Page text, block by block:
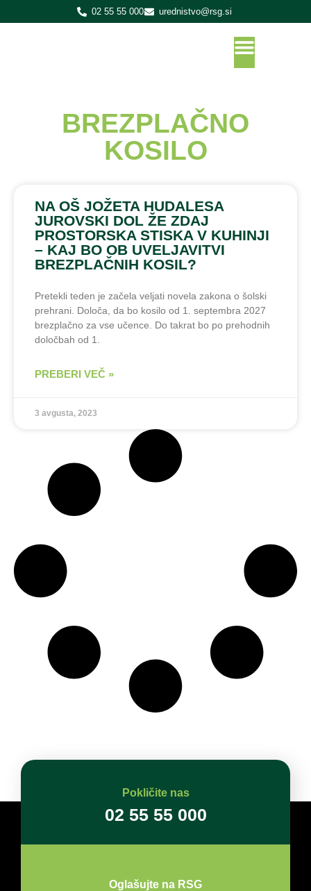
02 55 55 000 urednistvo@rsg.si
BREZPLAČNO
KOSILO
NA OŠ JOŽETA HUDALESA
JUROVSKI DOL ŽE ZDAJ
PROSTORSKA STISKA V KUHINJI
– KAJ BO OB UVELJAVITVI
BREZPLAČNIH KOSIL?
Pretekli teden je začela veljati novela zakona o šolski
prehrani. Določa, da bo kosilo od 1. septembra 2027
brezplačno za vse učence. Do takrat bo po prehodnih
določbah od 1.
PREBERI VEČ »
3 avgusta, 2023
Pokličite nas
02 55 55 000
Oglašujte na RSG